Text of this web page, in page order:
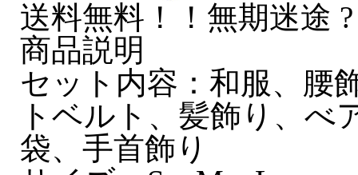
送料無料！！無期迷途
商品説明
セット内容：和服、腰
トベルト、髪飾り、べ
袋、手首飾り